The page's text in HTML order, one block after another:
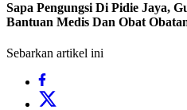
Sapa Pengungsi Di Pidie Jaya,
Bantuan Medis Dan Obat
Sebarkan artikel ini